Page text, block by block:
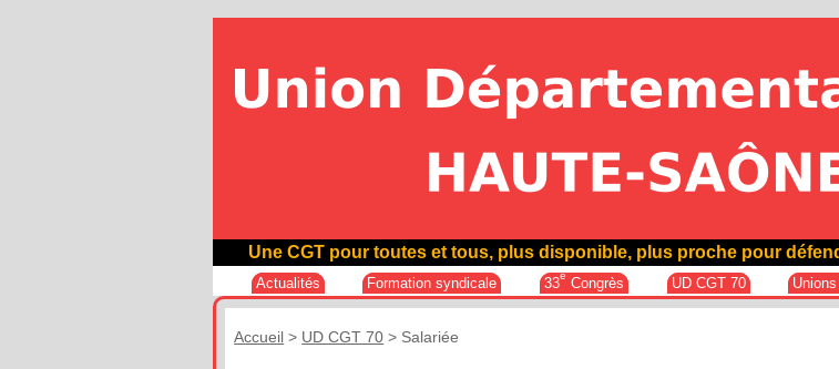
Une CGT pour toutes et tous, plus disponible, plus proche pour
Actualités Formation syndicale 33
e
Congrès UD CGT 70
Accueil > UD CGT 70 > Salariée